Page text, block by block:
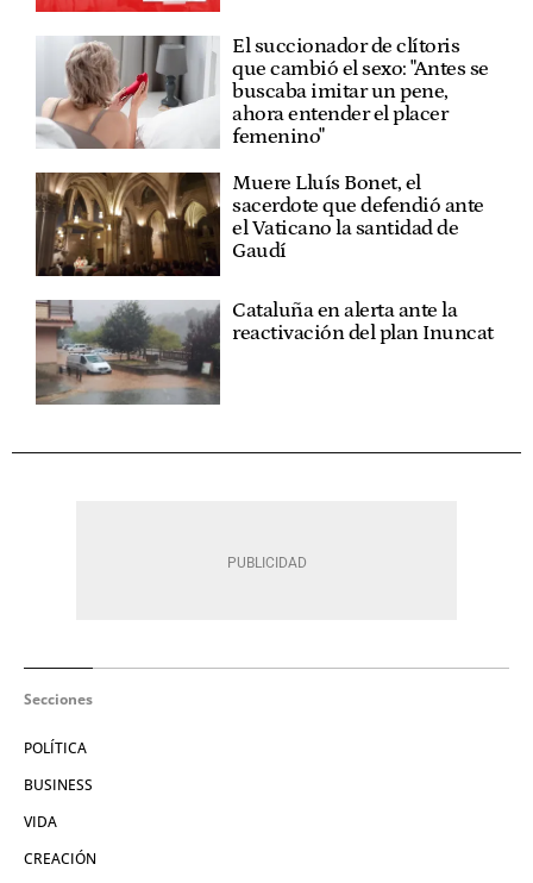
El succionador de clítoris
que cambió el sexo: "Antes se
buscaba imitar un pene,
ahora entender el placer
femenino"
Muere Lluís Bonet, el
sacerdote que defendió ante
el Vaticano la santidad de
Gaudí
Cataluña en alerta ante la
reactivación del plan Inuncat
Secciones
POLÍTICA
BUSINESS
VIDA
CREACIÓN